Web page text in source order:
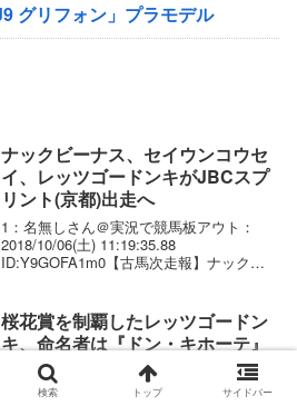
グリフォン」プラモデル
ナックビーナス、セイウンコウセ
イ、レッツゴードンキがJBCスプ
リント(京都)出走へ
1：名無しさん＠実況で競馬板アウト：
2018/10/06(土) 11:19:35.88
ID:Y9GOFA1m0【古馬次走報】ナックビ
【次走報・関西馬】レッツ...
桜花賞を制覇したレッツゴードン
キ、命名者は『ドン・キホーテ』
創業者
1：ＴＨＥ ＦＵＲＹφ ★＠＼(^o^)／：
検索 トップ サイドバー